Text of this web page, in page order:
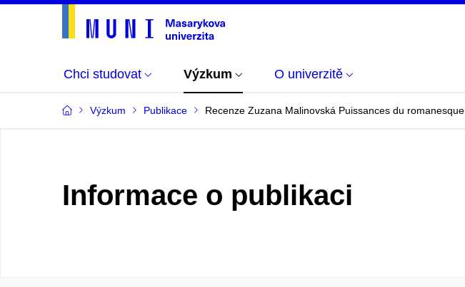
Chci studovat Výzkum O univerzitě
Výzkum Publikace Recenze Zuzana Malinovská Puissances du romanesque
Informace o publikaci